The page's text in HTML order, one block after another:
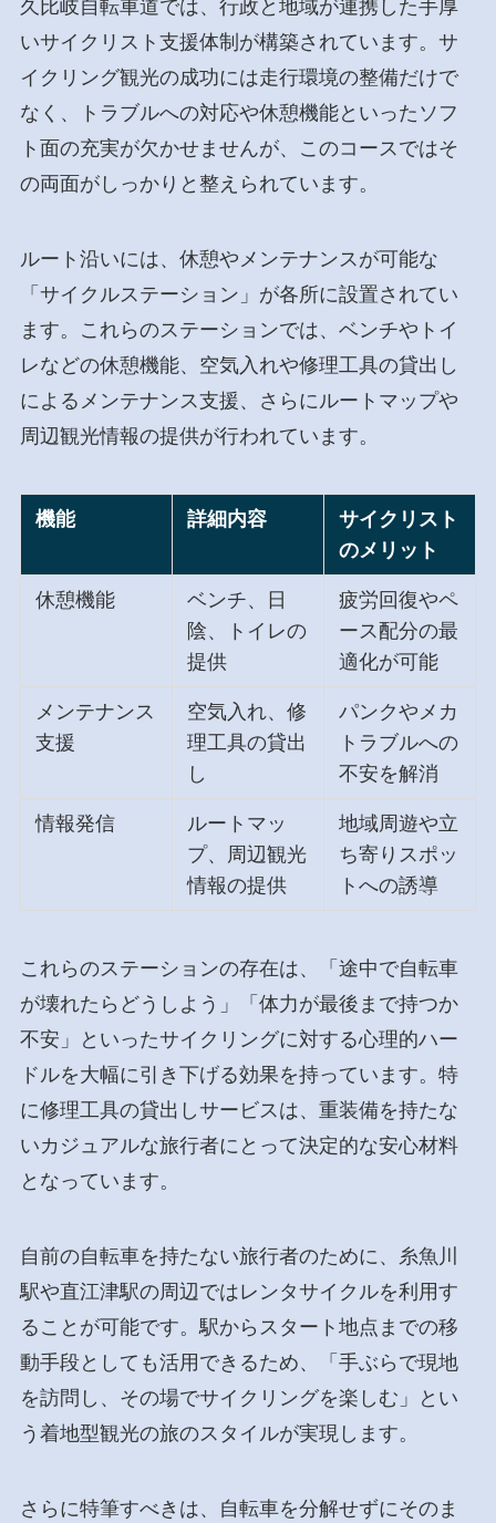
久比岐自転車道では、行政と地域が連携した手厚
いサイクリスト支援体制が構築されています。サ
イクリング観光の成功には走行環境の整備だけで
なく、トラブルへの対応や休憩機能といったソフ
ト面の充実が欠かせませんが、このコースではそ
の両面がしっかりと整えられています。
ルート沿いには、休憩やメンテナンスが可能な
「サイクルステーション」が各所に設置されてい
ます。これらのステーションでは、ベンチやトイ
レなどの休憩機能、空気入れや修理工具の貸出し
によるメンテナンス支援、さらにルートマップや
周辺観光情報の提供が行われています。
機能 詳細内容
サイクリスト
のメリット
休憩機能
ベンチ、日
陰、トイレの
提供
疲労回復やペ
ース配分の最
適化が可能
メンテナンス
支援
空気入れ、修
理工具の貸出
し
パンクやメカ
トラブルへの
不安を解消
情報発信
ルートマッ
プ、周辺観光
情報の提供
地域周遊や立
ち寄りスポッ
トへの誘導
これらのステーションの存在は、「途中で自転車
が壊れたらどうしよう」「体力が最後まで持つか
不安」といったサイクリングに対する心理的ハー
ドルを大幅に引き下げる効果を持っています。特
に修理工具の貸出しサービスは、重装備を持たな
いカジュアルな旅行者にとって決定的な安心材料
となっています。
自前の自転車を持たない旅行者のために、糸魚川
駅や直江津駅の周辺ではレンタサイクルを利用す
ることが可能です。駅からスタート地点までの移
動手段としても活用できるため、「手ぶらで現地
を訪問し、その場でサイクリングを楽しむ」とい
う着地型観光の旅のスタイルが実現します。
さらに特筆すべきは、自転車を分解せずにそのま